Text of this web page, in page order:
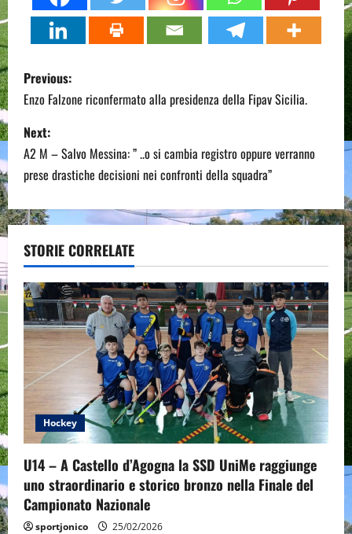
P
o
s
t
n
a
v
i
g
a
t
i
o
n
Previous:
Enzo Falzone riconfermato alla presidenza della Fipav Sicilia.
Next:
A2 M – Salvo Messina: ” ..o si cambia registro oppure verranno
prese drastiche decisioni nei confronti della squadra”
STORIE CORRELATE
Hockey
U14 – A Castello d’Agogna la SSD UniMe raggiunge
uno straordinario e storico bronzo nella Finale del
Campionato Nazionale
sportjonico 25/02/2026